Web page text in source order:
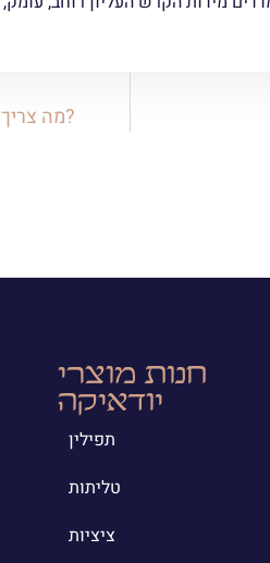
מה צריך לדעת כשבוחרים דגם עם כפורת?
חנות מוצרי
יודאיקה
תפילין
טליתות
ציציות